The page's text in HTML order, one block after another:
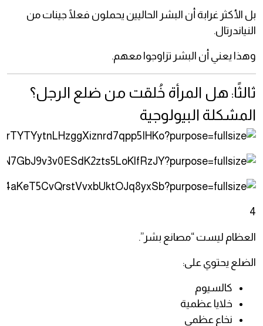
بل الأكثر غرابة أن البشر الحاليين يحملون فعلًا جينات من
النياندرتال.
وهذا يعني أن البشر تزاوجوا معهم.
ثالثًا: هل المرأة خُلقت من ضلع الرجل؟
المشكلة البيولوجية
4
العظام ليست “مصانع بشر”.
الضلع يحتوي على:
كالسيوم
خلايا عظمية
نخاع عظمي